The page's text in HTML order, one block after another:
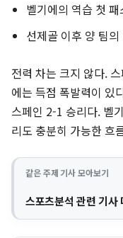
벨기에의 역습 첫
선제골 이후 양 팀의
전력 차는 크지 않다.
에는 득점 폭발력이 있
스페인 2-1 승리다. 벨
리도 충분히 가능한 흐
같은 주제 기사 모아보기
스포츠분석 관련 기사